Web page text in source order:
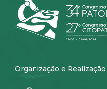
Organização e Realização